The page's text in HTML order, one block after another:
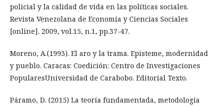
policial y la calidad de vida en las políticas sociales.
Revista Venezolana de Economía y Ciencias Sociales
[online]. 2009, vol.15, n.1, pp.37-47.
Moreno, A.(1993). El aro y la trama. Episteme, modernidad
y pueblo. Caracas: Coedición: Centro de Investigaciones
PopularesUniversidad de Carabobo. Editorial Texto.
Páramo, D. (2015) La teoría fundamentada, metodología